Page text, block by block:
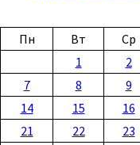
Пн
Вт Ср
1
2
7
8 9
14
15 16
21
22 23